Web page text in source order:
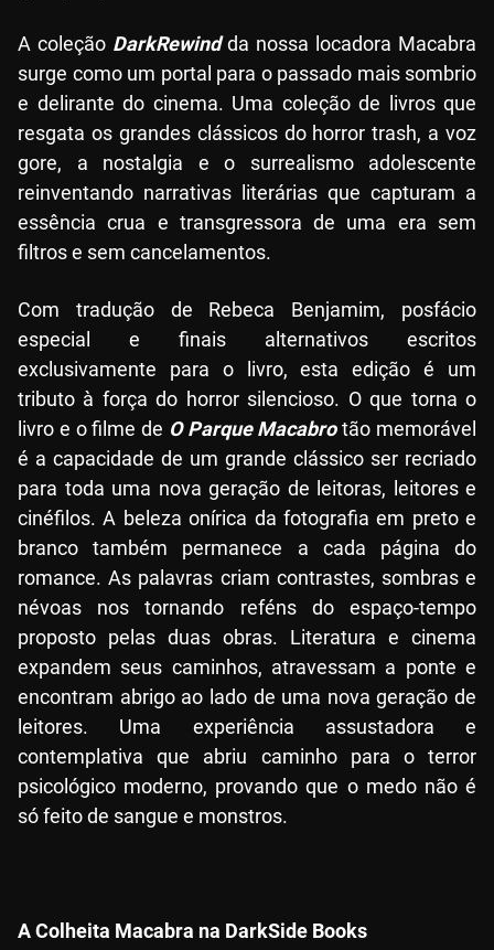
A coleção DarkRewindda nossa locadora Macabra
surge como um portal para o passado mais sombrio
e delirante do cinema. Uma coleção de livros que
resgata os grandes clássicos do horror trash, a voz
gore, a nostalgia e o surrealismo adolescente
reinventando narrativas literárias que capturam a
essência crua e transgressora de uma era sem
filtros e sem cancelamentos.
Com tradução de Rebeca Benjamim, posfácio
especial e finais alternativos escritos
exclusivamente para o livro, esta edição é um
tributo à força do horror silencioso. O que torna o
livro e o filme de O Parque Macabrotão memorável
é a capacidade de um grande clássico ser recriado
para toda uma nova geração de leitoras, leitores e
cinéfilos. A beleza onírica da fotografia em preto e
branco também permanece a cada página do
romance. As palavras criam contrastes, sombras e
névoas nos tornando reféns do espaço-tempo
proposto pelas duas obras. Literatura e cinema
expandem seus caminhos, atravessam a ponte e
encontram abrigo ao lado de uma nova geração de
leitores. Uma experiência assustadora e
contemplativa que abriu caminho para o terror
psicológico moderno, provando que o medo não é
só feito de sangue e monstros.
A Colheita Macabra na DarkSide Books